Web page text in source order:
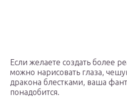
Если желаете создать более
можно нарисовать глаза,
дракона блестками, ваша
понадобится.